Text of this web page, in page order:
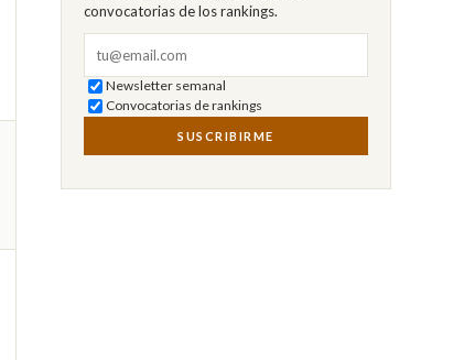
convocatorias de los rankings.
Newsletter semanal
Convocatorias de rankings
SUSCRIBIRME